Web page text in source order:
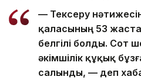
— Тексеру
қаласының 53
белгілі болды. Сот
әкімшілік құқық
салынды, — деп